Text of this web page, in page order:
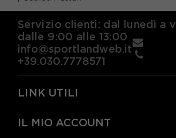
Servizio clienti: dal lunedì a
dalle 9:00 alle 13:00
info@sportlandweb.it
+39.030.7778571
LINK UTILI
IL MIO ACCOUNT